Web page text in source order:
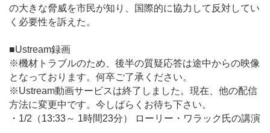
の大きな脅威を市民が知り、国際的に協力して反対してい
く必要性を訴えた。
■Ustream録画
※機材トラブルのため、後半の質疑応答は途中からの映像
となっております。何卒ご了承ください。
※Ustream動画サービスは終了しました。現在、他の配信
方法に変更中です。今しばらくお待ち下さい。
・1/2（13:33～ 1時間23分） ローリー・ワラック氏の講演